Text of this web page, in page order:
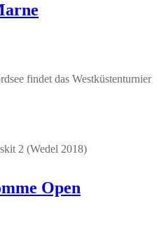
findet das Westküstenturnier
Open